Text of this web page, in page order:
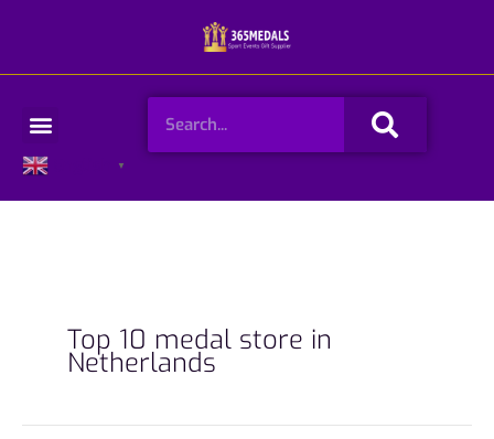
Menu Search
▼
Top 10 medal store in
Netherlands